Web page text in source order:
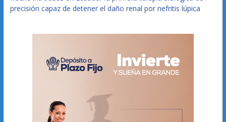
precisión capaz de detener el daño renal por nefritis lúpica